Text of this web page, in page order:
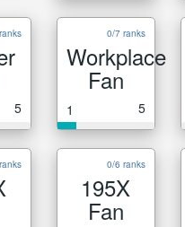
5
0/7 ranks
Workplace
Fan
1 5
0/6 ranks
195X
Fan